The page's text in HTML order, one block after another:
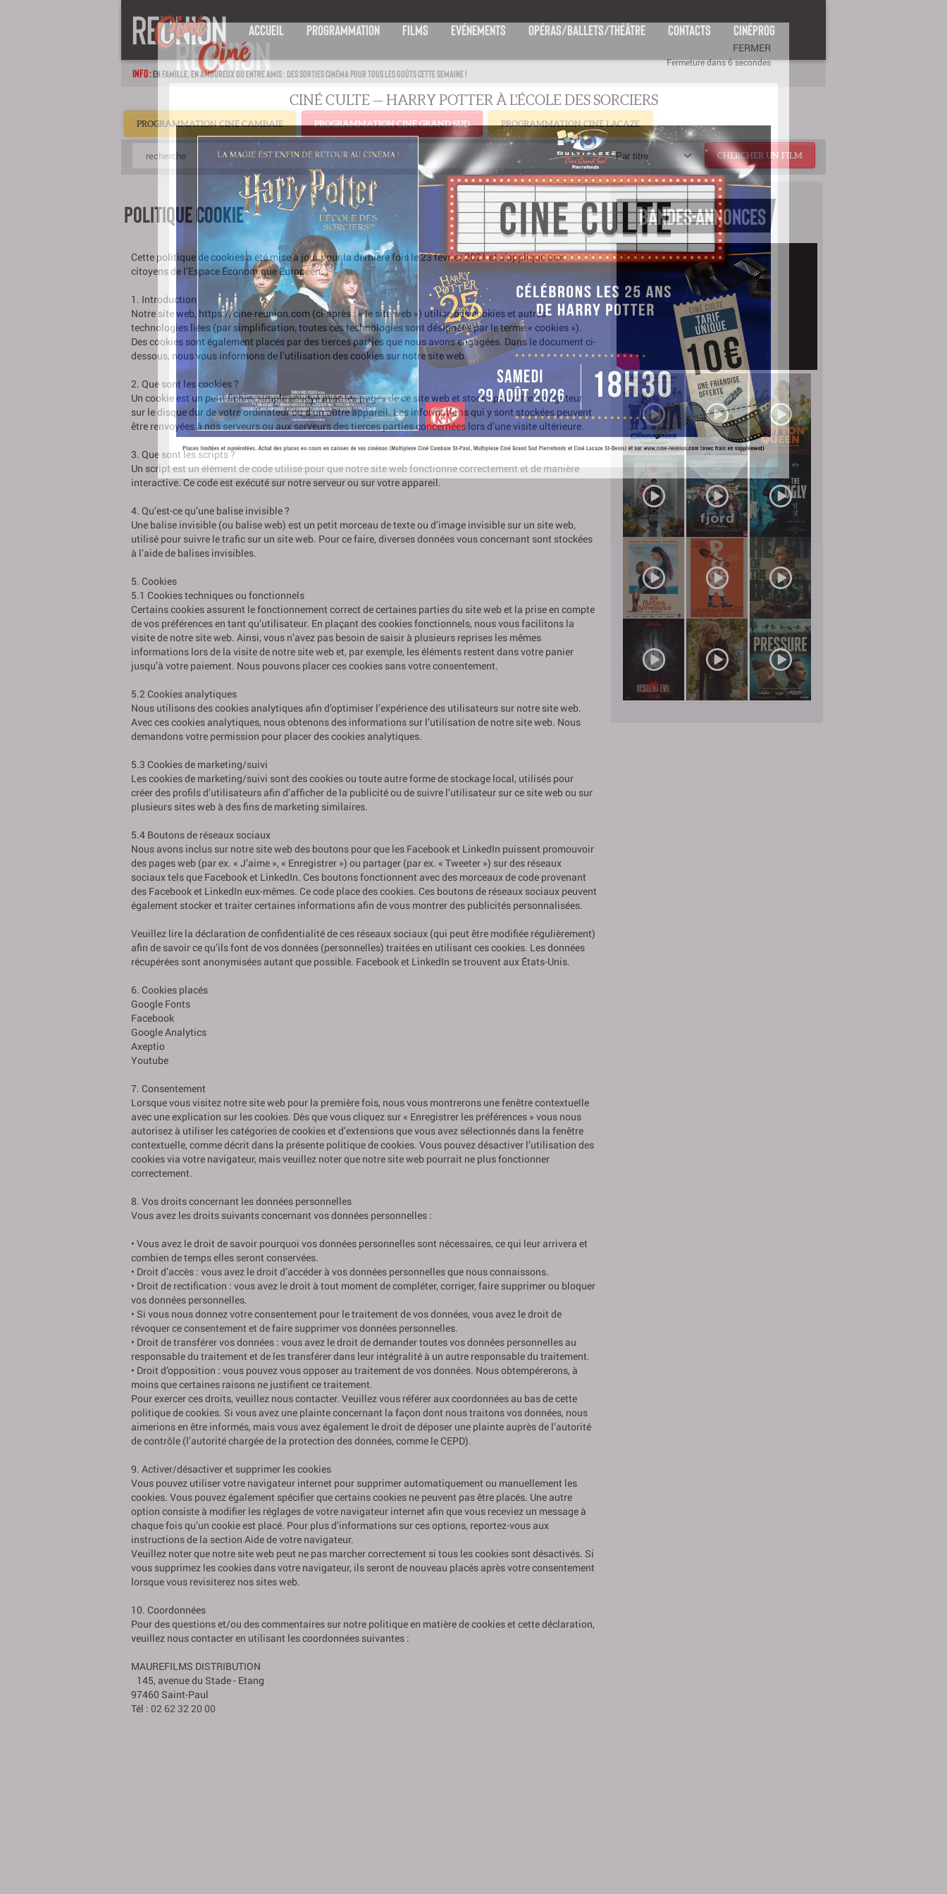
ACCUEIL PROGRAMMATION FILMS EVÉNEMENTS OPÉRAS/BALLETS/THÉÂTRE CONTACTS CINÉPROG
INFO :EN FAMILLE, EN AMOUREUX OU ENTRE AMIS : DES SORTIES CINÉMA POUR TOUS LES GOÛTS CETTE SEMAINE !
PROGRAMMATION CINÉ CAMBAIE PROGRAMMATION CINÉ GRAND SUD PROGRAMMATION CINÉ LACAZE
Par titre CHERCHER UN FILM
POLITIQUE COOKIE
Cette politique de cookies a été mise à jour pour la dernière fois le 23 février 2021 et s’applique aux
citoyens de l’Espace Économique Européen.
1. Introduction
Notre site web, https://cine-reunion.com (ci-après : « le site web ») utilise des cookies et autres
technologies liées (par simplification, toutes ces technologies sont désignées par le terme « cookies »).
Des cookies sont également placés par des tierces parties que nous avons engagées. Dans le document ci-
dessous, nous vous informons de l’utilisation des cookies sur notre site web.
2. Que sont les cookies ?
Un cookie est un petit fichier simple envoyé avec les pages de ce site web et stocké par votre navigateur
sur le disque dur de votre ordinateur ou d’un autre appareil. Les informations qui y sont stockées peuvent
être renvoyées à nos serveurs ou aux serveurs des tierces parties concernées lors d’une visite ultérieure.
3. Que sont les scripts ?
Un script est un élément de code utilisé pour que notre site web fonctionne correctement et de manière
interactive. Ce code est exécuté sur notre serveur ou sur votre appareil.
4. Qu’est-ce qu’une balise invisible ?
Une balise invisible (ou balise web) est un petit morceau de texte ou d’image invisible sur un site web,
utilisé pour suivre le trafic sur un site web. Pour ce faire, diverses données vous concernant sont stockées
à l’aide de balises invisibles.
5. Cookies
5.1 Cookies techniques ou fonctionnels
Certains cookies assurent le fonctionnement correct de certaines parties du site web et la prise en compte
de vos préférences en tant qu’utilisateur. En plaçant des cookies fonctionnels, nous vous facilitons la
visite de notre site web. Ainsi, vous n’avez pas besoin de saisir à plusieurs reprises les mêmes
informations lors de la visite de notre site web et, par exemple, les éléments restent dans votre panier
jusqu’à votre paiement. Nous pouvons placer ces cookies sans votre consentement.
5.2 Cookies analytiques
Nous utilisons des cookies analytiques afin d’optimiser l’expérience des utilisateurs sur notre site web.
Avec ces cookies analytiques, nous obtenons des informations sur l’utilisation de notre site web. Nous
demandons votre permission pour placer des cookies analytiques.
5.3 Cookies de marketing/suivi
Les cookies de marketing/suivi sont des cookies ou toute autre forme de stockage local, utilisés pour
créer des profils d’utilisateurs afin d’afficher de la publicité ou de suivre l’utilisateur sur ce site web ou sur
plusieurs sites web à des fins de marketing similaires.
5.4 Boutons de réseaux sociaux
Nous avons inclus sur notre site web des boutons pour que les Facebook et LinkedIn puissent promouvoir
des pages web (par ex. « J’aime », « Enregistrer ») ou partager (par ex. « Tweeter ») sur des réseaux
sociaux tels que Facebook et LinkedIn. Ces boutons fonctionnent avec des morceaux de code provenant
des Facebook et LinkedIn eux-mêmes. Ce code place des cookies. Ces boutons de réseaux sociaux peuvent
également stocker et traiter certaines informations afin de vous montrer des publicités personnalisées.
Veuillez lire la déclaration de confidentialité de ces réseaux sociaux (qui peut être modifiée régulièrement)
afin de savoir ce qu’ils font de vos données (personnelles) traitées en utilisant ces cookies. Les données
récupérées sont anonymisées autant que possible. Facebook et LinkedIn se trouvent aux États-Unis.
6. Cookies placés
Google Fonts
Facebook
Google Analytics
Axeptio
Youtube
7. Consentement
Lorsque vous visitez notre site web pour la première fois, nous vous montrerons une fenêtre contextuelle
avec une explication sur les cookies. Dès que vous cliquez sur « Enregistrer les préférences » vous nous
autorisez à utiliser les catégories de cookies et d’extensions que vous avez sélectionnés dans la fenêtre
contextuelle, comme décrit dans la présente politique de cookies. Vous pouvez désactiver l’utilisation des
cookies via votre navigateur, mais veuillez noter que notre site web pourrait ne plus fonctionner
correctement.
8. Vos droits concernant les données personnelles
Vous avez les droits suivants concernant vos données personnelles :
• Vous avez le droit de savoir pourquoi vos données personnelles sont nécessaires, ce qui leur arrivera et
combien de temps elles seront conservées.
• Droit d’accès : vous avez le droit d’accéder à vos données personnelles que nous connaissons.
• Droit de rectification : vous avez le droit à tout moment de compléter, corriger, faire supprimer ou bloquer
vos données personnelles.
• Si vous nous donnez votre consentement pour le traitement de vos données, vous avez le droit de
révoquer ce consentement et de faire supprimer vos données personnelles.
• Droit de transférer vos données : vous avez le droit de demander toutes vos données personnelles au
responsable du traitement et de les transférer dans leur intégralité à un autre responsable du traitement.
• Droit d’opposition : vous pouvez vous opposer au traitement de vos données. Nous obtempérerons, à
moins que certaines raisons ne justifient ce traitement.
Pour exercer ces droits, veuillez nous contacter. Veuillez vous référer aux coordonnées au bas de cette
politique de cookies. Si vous avez une plainte concernant la façon dont nous traitons vos données, nous
aimerions en être informés, mais vous avez également le droit de déposer une plainte auprès de l’autorité
de contrôle (l’autorité chargée de la protection des données, comme le CEPD).
9. Activer/désactiver et supprimer les cookies
Vous pouvez utiliser votre navigateur internet pour supprimer automatiquement ou manuellement les
cookies. Vous pouvez également spécifier que certains cookies ne peuvent pas être placés. Une autre
option consiste à modifier les réglages de votre navigateur internet afin que vous receviez un message à
chaque fois qu’un cookie est placé. Pour plus d’informations sur ces options, reportez-vous aux
instructions de la section Aide de votre navigateur.
Veuillez noter que notre site web peut ne pas marcher correctement si tous les cookies sont désactivés. Si
vous supprimez les cookies dans votre navigateur, ils seront de nouveau placés après votre consentement
lorsque vous revisiterez nos sites web.
10. Coordonnées
Pour des questions et/ou des commentaires sur notre politique en matière de cookies et cette déclaration,
veuillez nous contacter en utilisant les coordonnées suivantes :
MAUREFILMS DISTRIBUTION
145, avenue du Stade - Etang
97460 Saint-Paul
Tél : 02 62 32 20 00
BANDES-ANNONCES